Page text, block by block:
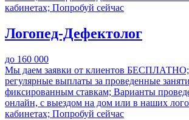
кабинетах; Попробуй сейчас
Логопед-Дефектолог
до 160 000
Мы даем заявки от клиентов БЕСПЛАТНО;
регулярные выплаты за проведенные
фиксированным ставкам; Варианты
онлайн, с выездом на дом или в наших
кабинетах; Попробуй сейчас